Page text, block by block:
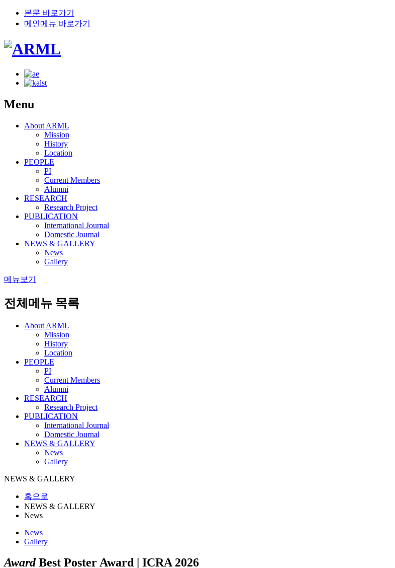
본문 바로가기
메인메뉴 바로가기
Menu
About ARML
Mission
History
Location
PEOPLE
PI
Current Members
Alumni
RESEARCH
Research Project
PUBLICATION
International Journal
Domestic Journal
NEWS & GALLERY
News
Gallery
메뉴보기
전체메뉴 목록
About ARML
Mission
History
Location
PEOPLE
PI
Current Members
Alumni
RESEARCH
Research Project
PUBLICATION
International Journal
Domestic Journal
NEWS & GALLERY
News
Gallery
NEWS & GALLERY
홈으로
NEWS & GALLERY
News
News
Gallery
AwardBest Poster Award | ICRA 2026